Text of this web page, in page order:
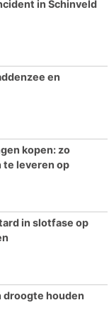
in Schinveld
en
kopen: zo
te leveren op
in slotfase op
droogte houden